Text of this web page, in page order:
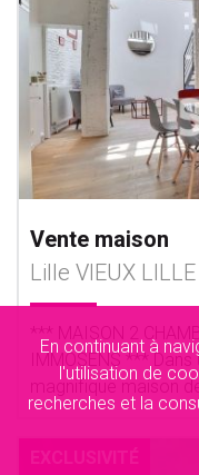
En continuant à
l'utilisation de
recherches et la
Vente maison
Lille VIEUX LILLE
*** MAISON 2
IMMOSENS ***
magnifique maison